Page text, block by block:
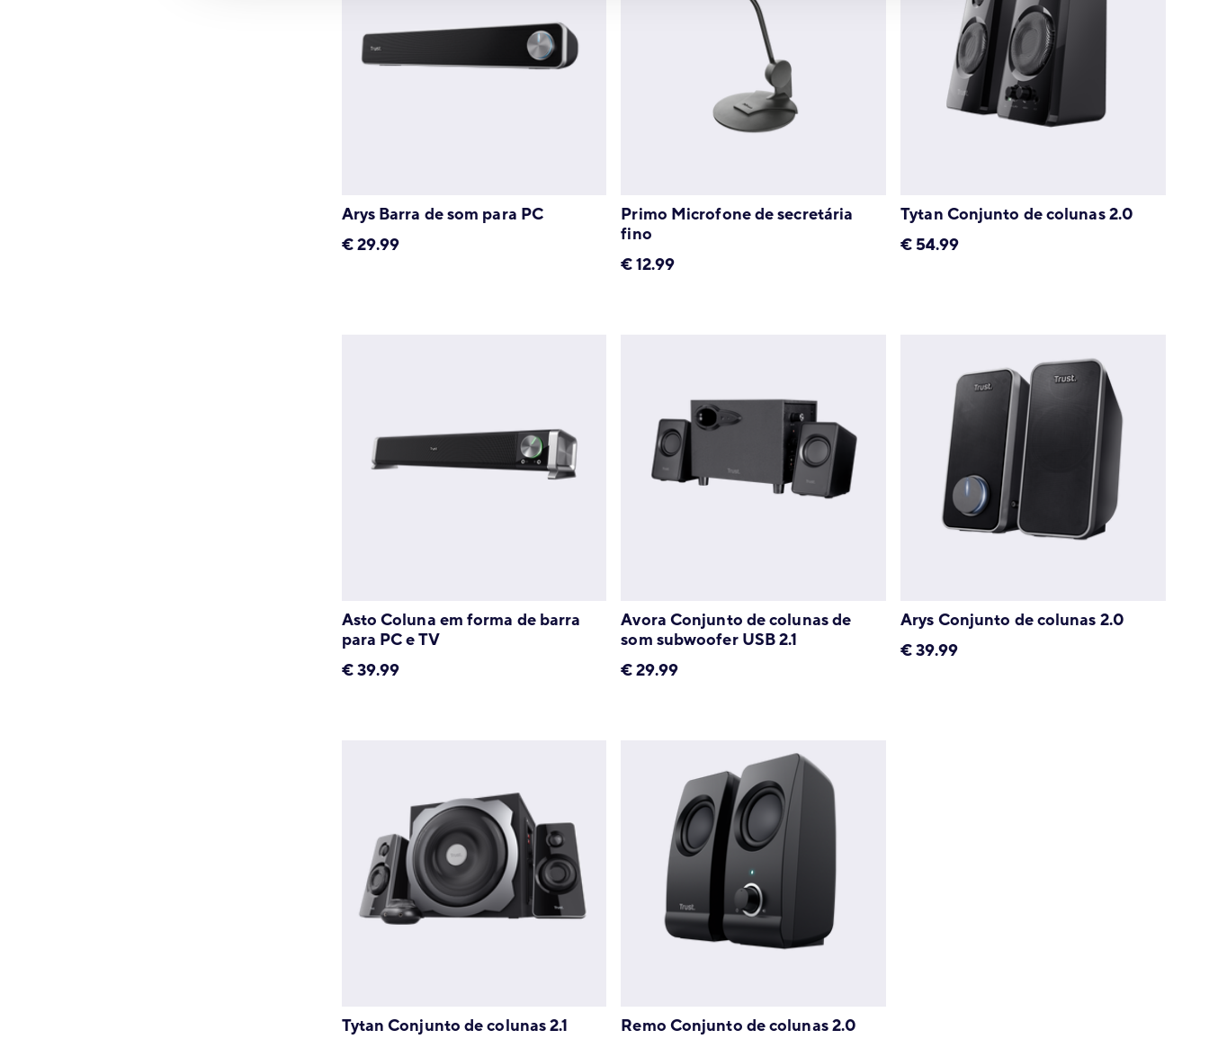
Arys Barra de som para PC
€29.99
Primo Microfone de secretária
fino
€12.99
Tytan Conjunto de colunas 2.0
€ 54.99
Asto Coluna em forma de barra
para PC e TV
€39.99
Avora Conjunto de colunas de
som subwoofer USB 2.1
€29.99
Arys Conjunto de colunas 2.0
€39.99
Tytan Conjunto de colunas 2.1
Remo Conjunto de colunas 2.0